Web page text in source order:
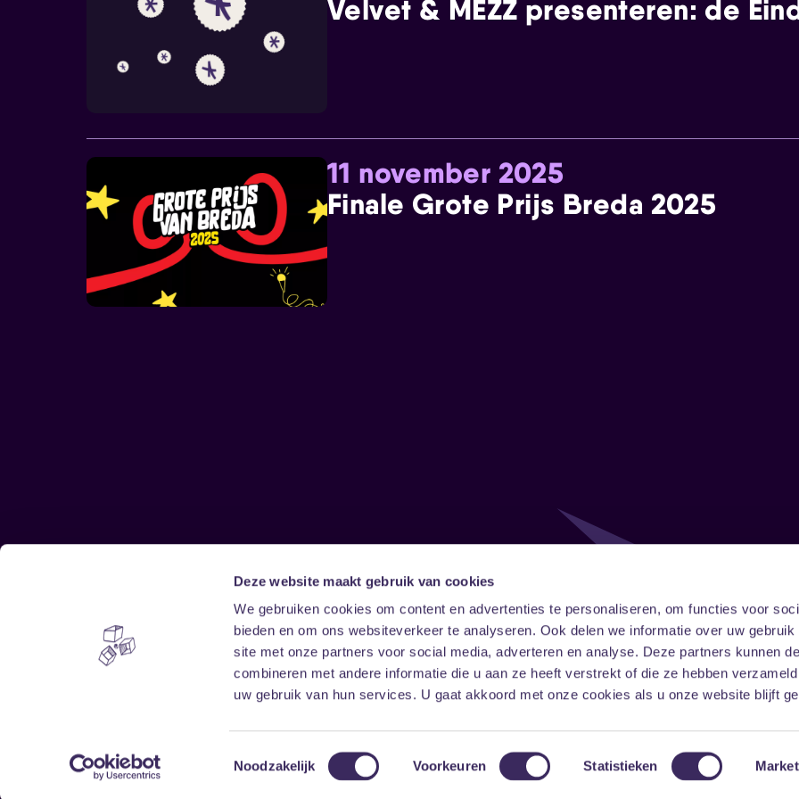
Deze website maakt gebruik van cookies
We gebruiken cookies om content en advertenties te personaliseren, om functies voor
bieden en om ons websiteverkeer te analyseren. Ook delen we informatie over uw gebruik
site met onze partners voor social media, adverteren en analyse. Deze partners kunnen
combineren met andere informatie die u aan ze heeft verstrekt of die ze hebben
uw gebruik van hun services. U gaat akkoord met onze cookies als u onze website blijft
Toestemmingsselectie
Noodzakelijk Voorkeuren Statistieken
Velvet & MEZZ presenteren: de
11 november 2025
Finale Grote Prijs Breda 2025
Home
Vrijwilligers
Disclaimer
Toegankelijkheid
Privacy & cookies
Follow
FacebookInstagramLinkedIn
Onze